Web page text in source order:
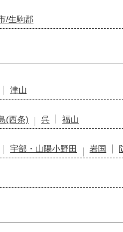
/生駒郡
津山
(西条) 呉
福山
宇部・山陽小野田 岩国